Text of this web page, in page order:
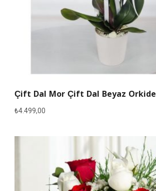
Çift Dal Mor Çift Dal Beyaz Orkide
₺4.499,00